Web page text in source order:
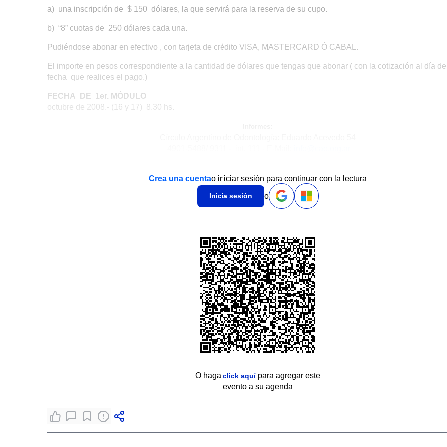
a) una inscripción de $ 150 dólares, la que servirá para la reserva de su cupo.
b) “8” cuotas de 250 dólares cada una.
Pudiéndose abonar en efectivo , con tarjeta de crédito VISA, MASTERCARD Ó CABAL.
El importe en pesos correspondiente a la cantidad de dólares que tengas que abonar ( con la cotización al día
fecha que realices el pago.)
FECHA DE 1er. MÓDULO
octubre de 2008.- (16 y 17) 8.30 hs.
Crea una cuentao iniciar sesión para continuar con la lectura
Inicia sesión o
O haga click aquípara agregar este
evento a su agenda